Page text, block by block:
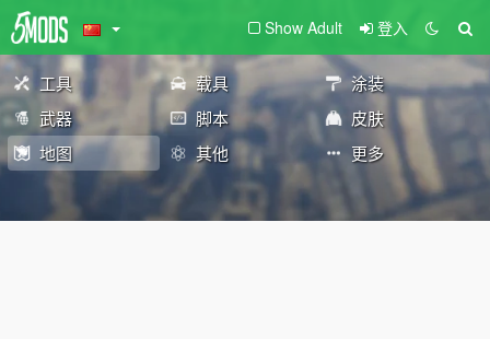
Show Adult 登入
工具 载具
涂装
武器
脚本
皮肤
地图
其他 更多